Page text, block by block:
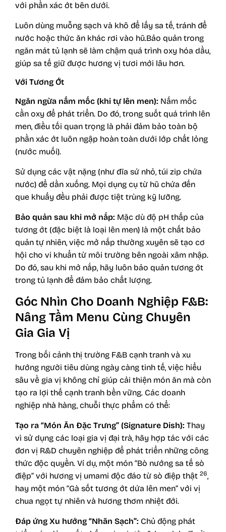
với phần xác ớt bên dưới.
Luôn dùng muỗng sạch và khô để lấy sa tế, tránh để
nước hoặc thức ăn khác rơi vào hũ.Bảo quản trong
ngăn mát tủ lạnh sẽ làm chậm quá trình oxy hóa dầu,
giúp sa tế giữ được hương vị tươi mới lâu hơn.
Với Tương Ớt
Ngăn ngừa nấm mốc (khi tự lên men): Nấm mốc
cần oxy để phát triển. Do đó, trong suốt quá trình lên
men, điều tối quan trọng là phải đảm bảo toàn bộ
phần xác ớt luôn ngập hoàn toàn dưới lớp chất lỏng
(nước muối).
Sử dụng các vật nặng (như đĩa sứ nhỏ, túi zip chứa
nước) để dằn xuống. Mọi dụng cụ từ hũ chứa đến
que khuấy đều phải được tiệt trùng kỹ lưỡng.
Bảo quản sau khi mở nắp: Mặc dù độ pH thấp của
tương ớt (đặc biệt là loại lên men) là một chất bảo
quản tự nhiên, việc mở nắp thường xuyên sẽ tạo cơ
hội cho vi khuẩn từ môi trường bên ngoài xâm nhập.
Do đó, sau khi mở nắp, hãy luôn bảo quản tương ớt
trong tủ lạnh để đảm bảo chất lượng.
Góc Nhìn Cho Doanh Nghiệp F&B:
Nâng Tầm Menu Cùng Chuyên
Gia Gia Vị
Trong bối cảnh thị trường F&B cạnh tranh và xu
hướng người tiêu dùng ngày càng tinh tế, việc hiểu
sâu về gia vị không chỉ giúp cải thiện món ăn mà còn
tạo ra lợi thế cạnh tranh bền vững. Các doanh
nghiệp nhà hàng, chuỗi thực phẩm có thể:
Tạo ra “Món Ăn Đặc Trưng” (Signature Dish): Thay
vì sử dụng các loại gia vị đại trà, hãy hợp tác với các
đơn vị R&D chuyên nghiệp để phát triển những công
thức độc quyền. Ví dụ, một món “Bò nướng sa tế sò
điệp” với hương vị umami độc đáo từ sò điệp thật 26,
hay một món “Gà sốt tương ớt dứa lên men” với vị
chua ngọt tự nhiên và hương thơm nhiệt đới.
Đáp ứng Xu hướng “Nhãn Sạch”: Chủ động phát